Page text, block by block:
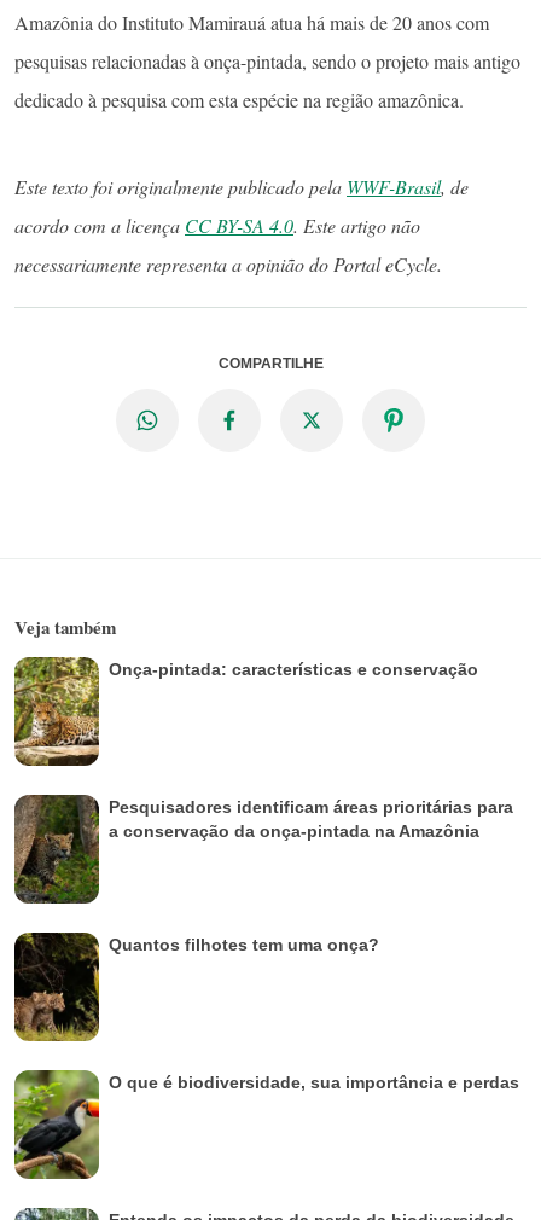
Amazônia do Instituto Mamirauá atua há mais de 20 anos com
pesquisas relacionadas à onça-pintada, sendo o projeto mais antigo
dedicado à pesquisa com esta espécie na região amazônica.
Este texto foi originalmente publicado pela WWF-Brasil, de
acordo com a licença CC BY-SA 4.0. Este artigo não
necessariamente representa a opinião do Portal eCycle.
COMPARTILHE
Veja também
Onça-pintada: características e conservação
Pesquisadores identificam áreas prioritárias para
a conservação da onça-pintada na Amazônia
Quantos filhotes tem uma onça?
O que é biodiversidade, sua importância e perdas